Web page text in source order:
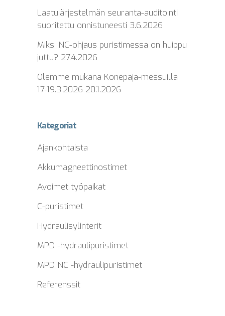
Laatujärjestelmän seuranta-auditointi
suoritettu onnistuneesti 3.6.2026
Miksi NC-ohjaus puristimessa on huippu
juttu? 27.4.2026
Olemme mukana Konepaja-messuilla
17-19.3.2026 20.1.2026
Kategoriat
Ajankohtaista
Akkumagneettinostimet
Avoimet työpaikat
C-puristimet
Hydraulisylinterit
MPD -hydraulipuristimet
MPD NC -hydraulipuristimet
Referenssit